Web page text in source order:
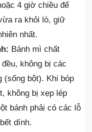
4 giờ chiều để
ra khỏi lò, giữ
nhất.
Bánh mì chất
không bị các
(sống bột). Khi bóp
không bị xẹp lép
bánh phải có các lỗ
dính.